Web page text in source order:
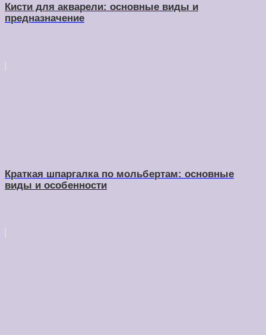
Кисти для акварели: основные виды и
предназначение
Краткая шпаргалка по мольбертам: основные
виды и особенности